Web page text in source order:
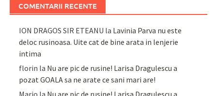
COMENTARII RECENTE
ION DRAGOS SIR ETEANU la Lavinia Parva nu este
deloc rusinoasa. Uite cat de bine arata in lenjerie
intima
florin la Nu are pic de rusine! Larisa Dragulescu a
pozat GOALA sa ne arate ce sani mari are!